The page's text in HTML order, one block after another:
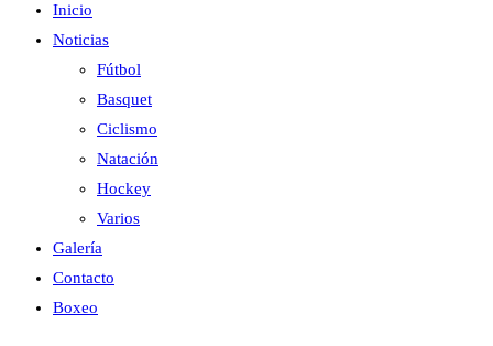
Inicio
Noticias
Fútbol
Basquet
Ciclismo
Natación
Hockey
Varios
Galería
Contacto
Boxeo